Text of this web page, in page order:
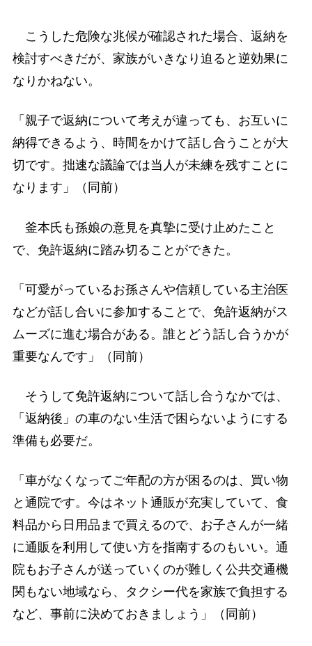
こうした危険な兆候が確認された場合、返納を
検討すべきだが、家族がいきなり迫ると逆効果に
なりかねない。
「親子で返納について考えが違っても、お互いに
納得できるよう、時間をかけて話し合うことが大
切です。拙速な議論では当人が未練を残すことに
なります」（同前）
釜本氏も孫娘の意見を真摯に受け止めたこと
で、免許返納に踏み切ることができた。
「可愛がっているお孫さんや信頼している主治医
などが話し合いに参加することで、免許返納がス
ムーズに進む場合がある。誰とどう話し合うかが
重要なんです」（同前）
そうして免許返納について話し合うなかでは、
「返納後」の車のない生活で困らないようにする
準備も必要だ。
「車がなくなってご年配の方が困るのは、買い物
と通院です。今はネット通販が充実していて、食
料品から日用品まで買えるので、お子さんが一緒
に通販を利用して使い方を指南するのもいい。通
院もお子さんが送っていくのが難しく公共交通機
関もない地域なら、タクシー代を家族で負担する
など、事前に決めておきましょう」（同前）